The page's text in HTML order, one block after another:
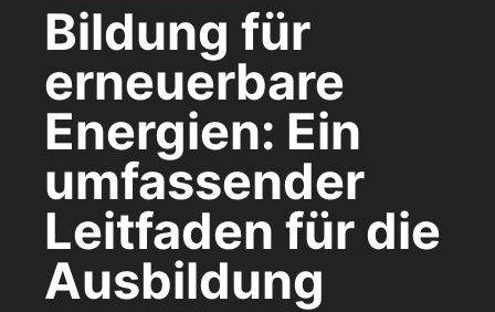
Bildung für
erneuerbare
Energien: Ein
umfassender
Leitfaden für die
Ausbildung